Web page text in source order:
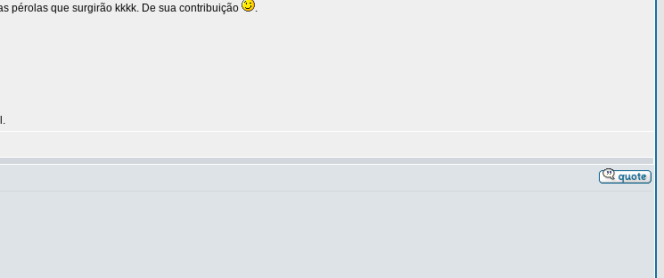
pérolas que surgirão kkkk. De sua contribuição
.